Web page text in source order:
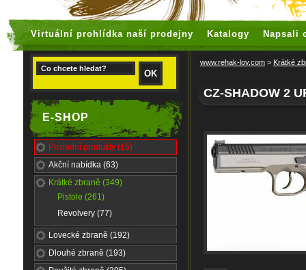
Virtuální prohlídka naší prodejny Katalogy Napsali
E-SHOP
Poslední produkty (15)
Akční nabídka (63)
Krátké zbraně (349)
Pistole (261)
Revolvery (77)
Lovecké zbraně (192)
Dlouhé zbraně (193)
www.rehak-lov.com > Krátké
CZ-SHADOW 2